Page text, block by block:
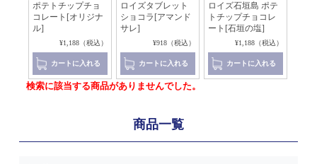
ポテトチップチョ
コレート[オリジナ
ル]
¥1,188（税込）
カートに入れる
ロイズタブレット
ショコラ[アマンド
サレ]
¥918（税込）
カートに入れる
ロイズ石垣島 ポテ
トチップチョコレ
ート[石垣の塩]
¥1,188（税込）
カートに入れる
検索に該当する商品がありませんでした。
商品一覧